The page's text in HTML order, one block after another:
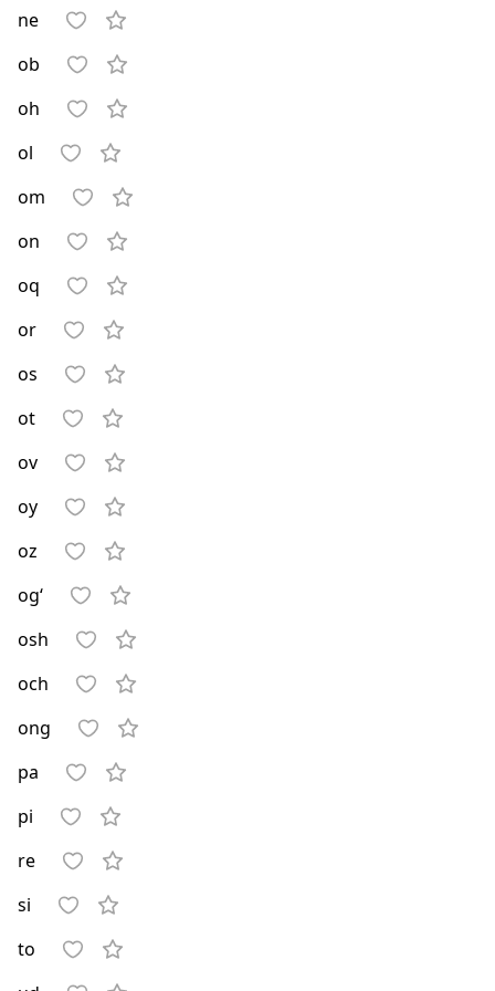
ne
ob
oh
ol
om
on
oq
or
os
ot
ov
oy
oz
og‘
osh
och
ong
pa
pi
re
si
to